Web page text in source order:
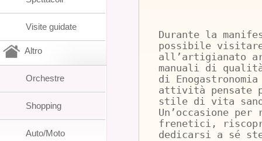
Durante la
possibile
all’artigianato
manuali di
di
attività pensate
stile di vita
Un’occasione
frenetici,
dedicarsi a sé
Visite guidate
Altro
Orchestre
Shopping
Auto/Moto